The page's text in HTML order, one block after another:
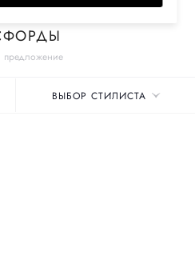
предложение
ВЫБОР СТИЛИСТА